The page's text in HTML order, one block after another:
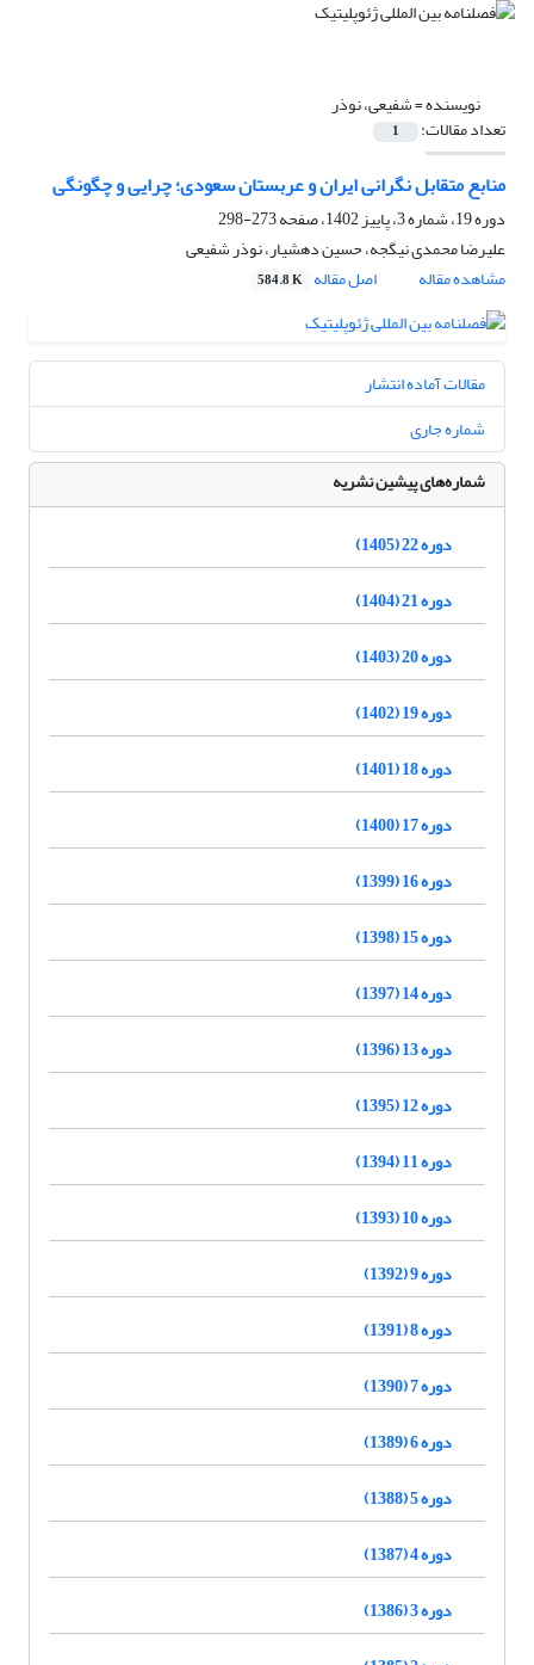
نویسنده =شفیعی، نوذر
تعداد مقالات: 1
منابع متقابل نگرانی ایران و عربستان سعودی؛ چرایی و چگونگی
دوره 19، شماره 3، پاییز 1402، صفحه
273-298
علیرضا محمدی نیگجه، حسین دهشیار، نوذر شفیعی
مشاهده مقاله
اصل مقاله 584.8 K
مقالات آماده انتشار
شماره جاری
شماره‌های پیشین نشریه
دوره 22 (1405)
دوره 21 (1404)
دوره 20 (1403)
دوره 19 (1402)
دوره 18 (1401)
دوره 17 (1400)
دوره 16 (1399)
دوره 15 (1398)
دوره 14 (1397)
دوره 13 (1396)
دوره 12 (1395)
دوره 11 (1394)
دوره 10 (1393)
دوره 9 (1392)
دوره 8 (1391)
دوره 7 (1390)
دوره 6 (1389)
دوره 5 (1388)
دوره 4 (1387)
دوره 3 (1386)